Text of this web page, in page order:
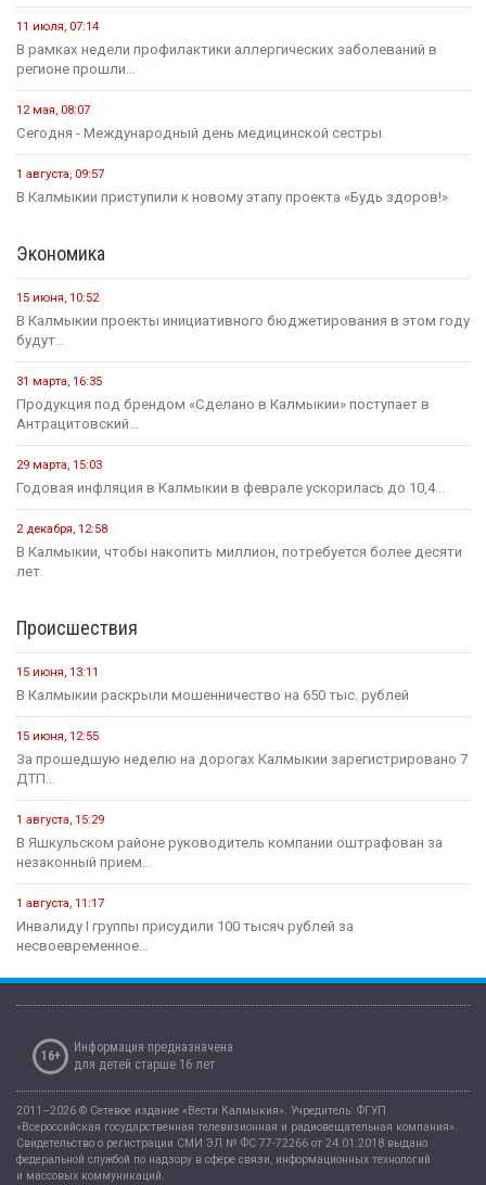
11 июля, 07:14
В рамках недели профилактики аллергических заболеваний в
регионе прошли...
12 мая, 08:07
Сегодня - Международный день медицинской сестры.
1 августа, 09:57
В Калмыкии приступили к новому этапу проекта «Будь здоров!»
Экономика
15 июня, 10:52
В Калмыкии проекты инициативного бюджетирования в этом году
будут...
31 марта, 16:35
Продукция под брендом «Сделано в Калмыкии» поступает в
Антрацитовский...
29 марта, 15:03
Годовая инфляция в Калмыкии в феврале ускорилась до 10,4...
2 декабря, 12:58
В Калмыкии, чтобы накопить миллион, потребуется более десяти
лет.
Происшествия
15 июня, 13:11
В Калмыкии раскрыли мошенничество на 650 тыс. рублей
15 июня, 12:55
За прошедшую неделю на дорогах Калмыкии зарегистрировано 7
ДТП...
1 августа, 15:29
В Яшкульском районе руководитель компании оштрафован за
незаконный прием...
1 августа, 11:17
Инвалиду I группы присудили 100 тысяч рублей за
несвоевременное...
16+
Информация предназначена
для детей старше 16 лет
2011–2026 © Сетевое издание «Вести Калмыкия». Учредитель: ФГУП
«Всероссийская государственная телевизионная и радиовещательная компания».
Свидетельство о регистрации СМИ ЭЛ № ФС 77-72266 от 24.01.2018 выдано
федеральной службой по надзору в сфере связи, информационных технологий
и массовых коммуникаций.